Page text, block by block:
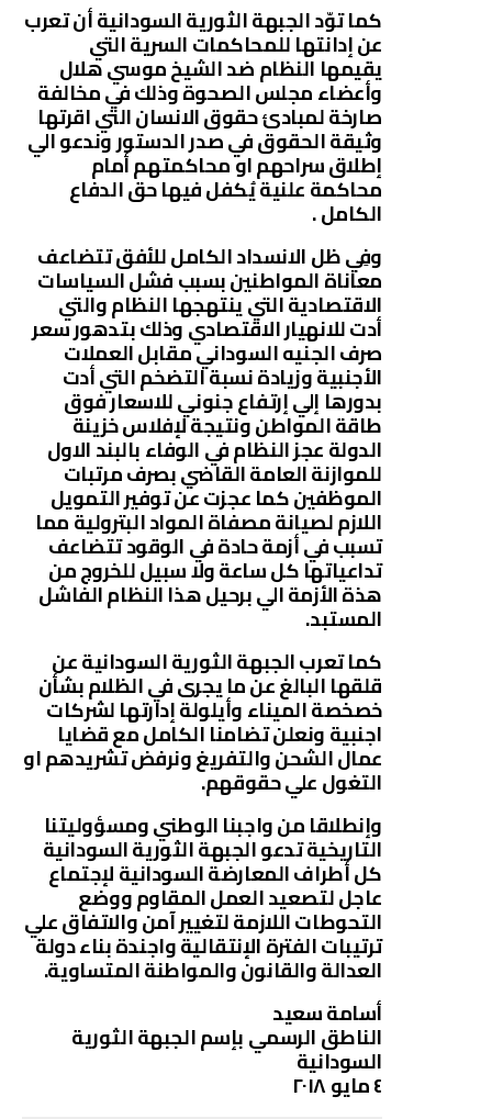
كما توّد الجبهة الثورية السودانية أن تعرب
عن إدانتها للمحاكمات السرية التي
يقيمها النظام ضد الشيخ موسي هلال
وأعضاء مجلس الصحوة وذلك في مخالفة
صارخة لمبادئ حقوق الانسان التي اقرتها
وثيقة الحقوق في صدر الدستور وندعو الي
إطلاق سراحهم او محاكمتهم أمام
محاكمة علنية يُكفل فيها حق الدفاع
الكامل .
وفِي ظل الانسداد الكامل للأفق تتضاعف
معاناة المواطنين بسبب فشل السياسات
الاقتصادية التي ينتهجها النظام والتي
أدت للانهيار الاقتصادي وذلك بتدهور سعر
صرف الجنيه السوداني مقابل العملات
الأجنبية وزيادة نسبة التضخم التي أدت
بدورها إلي إرتفاع جنوني للاسعار فوق
طاقة المواطن ونتيجة لإفلاس خزينة
الدولة عجز النظام في الوفاء بالبند الاول
للموازنة العامة القاضي بصرف مرتبات
الموظفين كما عجزت عن توفير التمويل
اللازم لصيانة مصفاة المواد البترولية مما
تسبب في أزمة حادة في الوقود تتضاعف
تداعياتها كل ساعة ولا سبيل للخروج من
هذة الأزمة الي برحيل هذا النظام الفاشل
المستبد.
كما تعرب الجبهة الثورية السودانية عن
قلقها البالغ عن ما يجرى في الظلام بشأن
خصخصة الميناء وأيلولة إدارتها لشركات
اجنبية ونعلن تضامنا الكامل مع قضايا
عمال الشحن والتفريغ ونرفض تشريدهم او
التغول علي حقوقهم.
وإنطلاقا من واجبنا الوطني ومسؤوليتنا
التاريخية تدعو الجبهة الثورية السودانية
كل أطراف المعارضة السودانية لإجتماع
عاجل لتصعيد العمل المقاوم ووضع
التحوطات اللازمة لتغيير آمن والاتفاق علي
ترتيبات الفترة الإنتقالية واجندة بناء دولة
العدالة والقانون والمواطنة المتساوية.
أسامة سعيد
الناطق الرسمي بإسم الجبهة الثورية
السودانية
٤ مايو ٢٠١٨